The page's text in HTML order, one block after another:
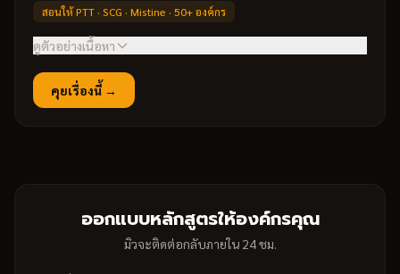
สอนให้ PTT · SCG · Mistine · 50+ องค์กร
ดูตัวอย่างเนื้อหา
สิ่งที่ทีมจะทำได้
→ประเมิน workflow หา bottleneck ที่ AI ช่วยได้
Implementation รายแผนก
Roadmap + ROI ต่อผู้บริหาร
คุยเรื่องนี้ →
ออกแบบหลักสูตรให้องค์กรคุณ
มิวจะติดต่อกลับภายใน 24 ชม.